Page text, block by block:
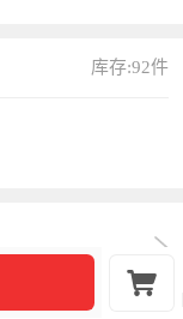
库存:92件
